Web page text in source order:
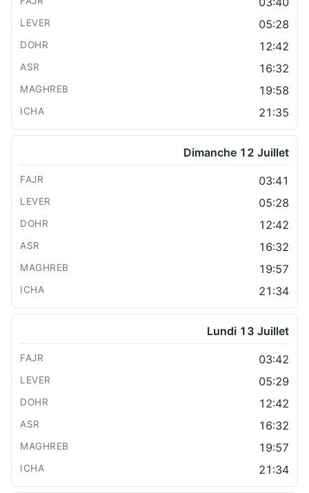
05:28
12:42
16:32
19:58
21:35
Dimanche 12 Juillet
03:41
05:28
12:42
16:32
19:57
21:34
Lundi 13 Juillet
03:42
05:29
12:42
16:32
19:57
21:34